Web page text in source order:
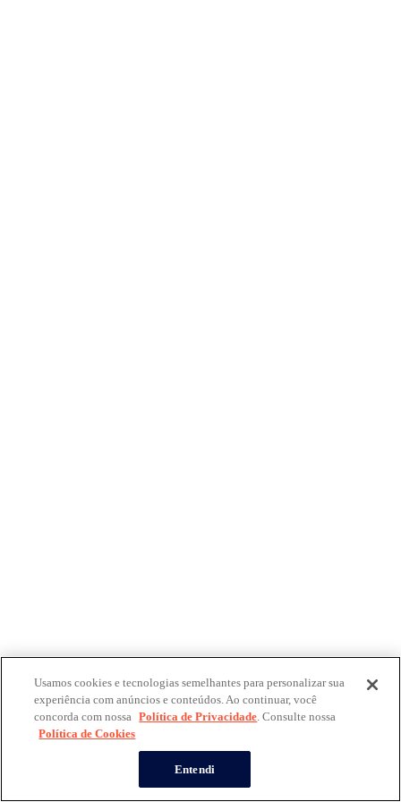
Usamos cookies e tecnologias semelhantes para personalizar sua
experiência com anúncios e conteúdos. Ao continuar, você
concorda com nossa Política de Privacidade. Consulte nossa
Política de Cookies
Entendi